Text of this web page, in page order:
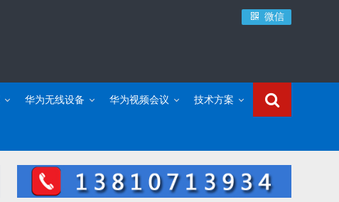
微信
华为无线设备 华为视频会议 技术方案